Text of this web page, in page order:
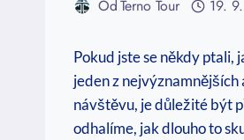
OdTerno Tour 19.
Pokud jste se někdy ptali,
jeden z
návštěvu, je důležité být
odhalíme, jak dlouho to